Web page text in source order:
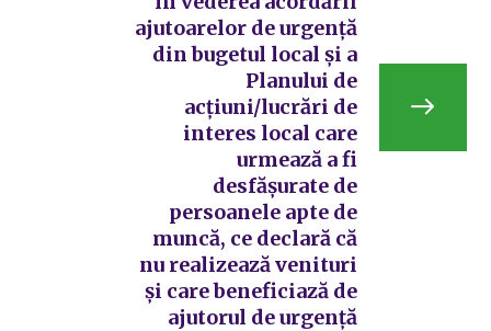
ajutoarelor de urgență
din bugetul local și a
Planului de
acțiuni/lucrări de
interes local care
urmează a fi
desfășurate de
persoanele apte de
muncă, ce declară că
nu realizează venituri
și care beneficiază de
ajutorul de urgență